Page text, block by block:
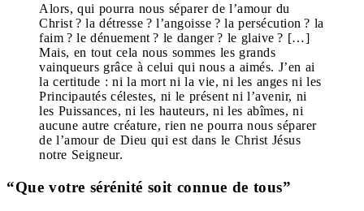
Alors, qui pourra nous séparer de l’amour du
Christ ? la détresse ? l’angoisse ? la persécution ? la
faim ? le dénuement ? le danger ? le glaive ? […]
Mais, en tout cela nous sommes les grands
vainqueurs grâce à celui qui nous a aimés. J’en ai
la certitude : ni la mort ni la vie, ni les anges ni les
Principautés célestes, ni le présent ni l’avenir, ni
les Puissances, ni les hauteurs, ni les abîmes, ni
aucune autre créature, rien ne pourra nous séparer
de l’amour de Dieu qui est dans le Christ Jésus
notre Seigneur.
“Que votre sérénité soit connue de tous”